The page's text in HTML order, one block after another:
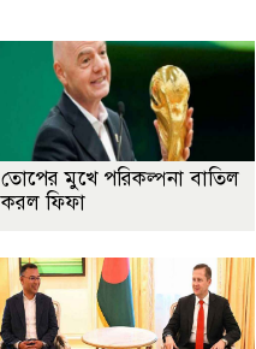
তোপের মুখে পরিকল্পনা বাতিল
করল ফিফা